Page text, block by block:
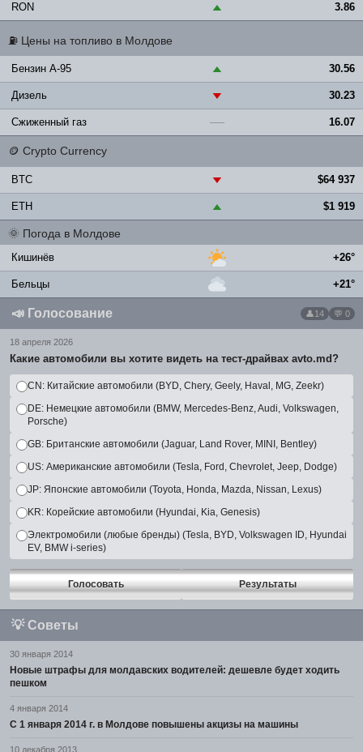
RON ▲ 3.86
⛽ Цены на топливо в Молдове
Бензин A-95 ▲ 30.56
Дизель ▼ 30.23
Сжиженный газ — 16.07
🪙 Crypto Currency
BTC ▼ $64 937
ETH ▲ $1 919
🌞 Погода в Молдове
Кишинёв +26°
Бельцы +21°
📣 Голосование 14 💬 0
18 апреля 2026
Какие автомобили вы хотите видеть на тест-драйвах avto.md?
CN: Китайские автомобили (BYD, Chery, Geely, Haval, MG, Zeekr)
DE: Немецкие автомобили (BMW, Mercedes-Benz, Audi, Volkswagen,
Porsche)
GB: Британские автомобили (Jaguar, Land Rover, MINI, Bentley)
US: Американские автомобили (Tesla, Ford, Chevrolet, Jeep, Dodge)
JP: Японские автомобили (Toyota, Honda, Mazda, Nissan, Lexus)
KR: Корейские автомобили (Hyundai, Kia, Genesis)
Электромобили (любые бренды) (Tesla, BYD, Volkswagen ID, Hyundai
EV, BMW i-series)
Голосовать Результаты
💡 Советы
30 января 2014
Новые штрафы для молдавских водителей: дешевле будет ходить
пешком
4 января 2014
С 1 января 2014 г. в Молдове повышены акцизы на машины
10 декабря 2013